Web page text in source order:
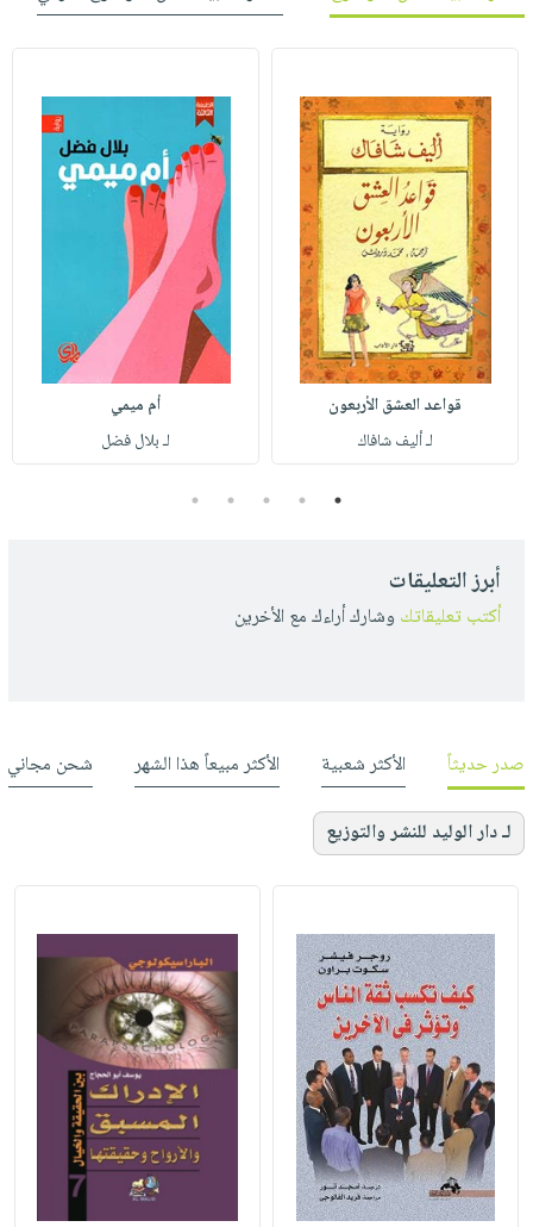
قواعد العشق الأربعون
لـ أليف شافاك
أم ميمي
لـ بلال فضل
1
2
3
4
5
أبرز التعليقات
أكتب تعليقاتك وشارك أراءك مع الأخرين
صدر حديثاً الأكثر شعبية الأكثر مبيعاً هذا الشهر شحن مجاني
لـ دار الوليد للنشر والتوزيع